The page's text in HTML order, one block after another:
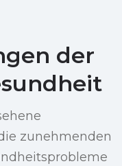
der
zunehmenden